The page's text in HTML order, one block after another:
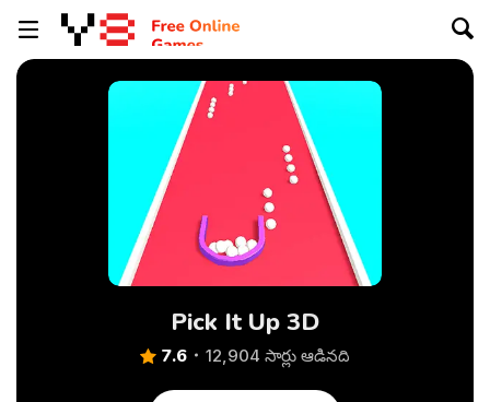
Pick It Up 3D
7.6 12,904 సార్లు ఆడినది